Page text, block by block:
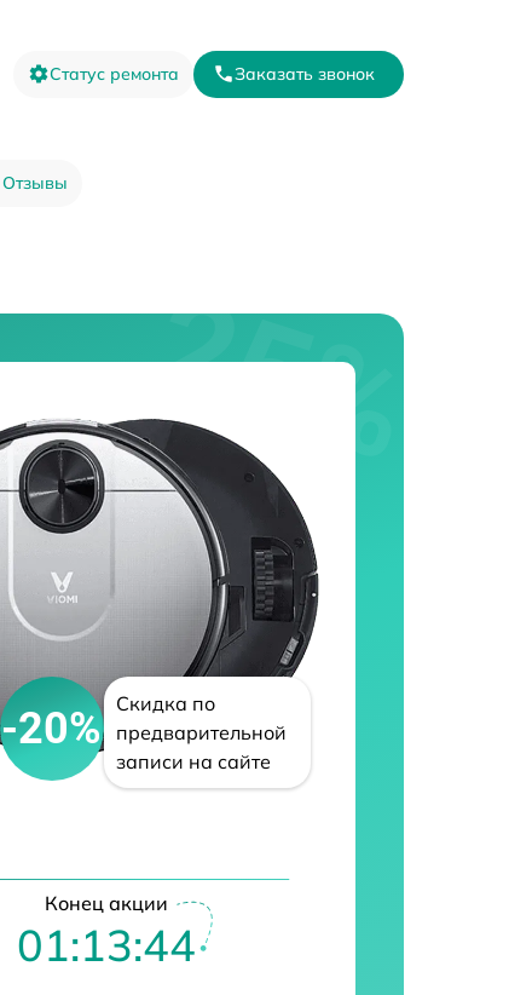
Статус ремонта Заказать звонок
Отзывы
-20%
Скидка по
предварительной
записи на сайте
Конец акции
01:13:43